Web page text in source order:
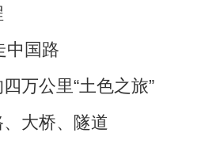
中国路
万公里“土色之旅”
大桥、隧道